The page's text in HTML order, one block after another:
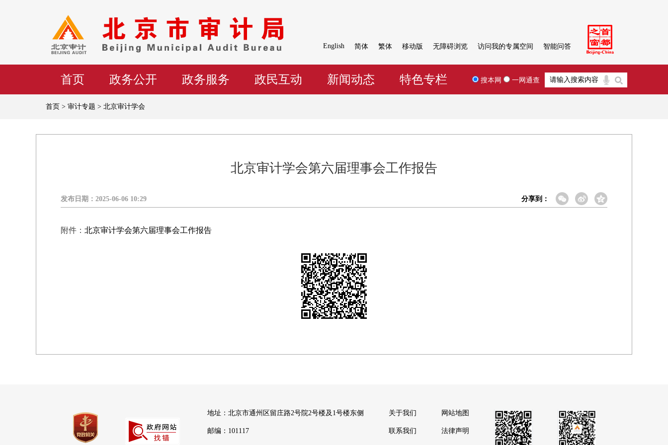
English 简体 繁体 移动版 无障碍浏览 访问我的专属空间 智能问答
首页 政务公开 政务服务 政民互动 新闻动态 特色专栏 搜本网 一网通查
首页 > 审计专题 > 北京审计学会
北京审计学会第六届理事会工作报告
发布日期： 2025-06-06 10:29 分享到：
附件： 北京审计学会第六届理事会工作报告
地址：北京市通州区留庄路2号院2号楼及1号楼东侧
邮编：101117
关于我们
联系我们
网站地图
法律声明